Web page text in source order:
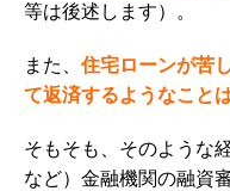
等は後述します）。
また、 住宅ローンが苦
て返済するようなこと
そもそも、そのような
など）金融機関の融資